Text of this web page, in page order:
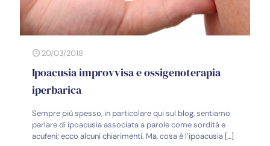
20/03/2018
Ipoacusia improvvisa e ossigenoterapia
iperbarica
Sempre più spesso, in particolare qui sul blog, sentiamo
parlare di ipoacusia associata a parole come sordità e
acufeni; ecco alcuni chiarimenti. Ma, cosa è l’ipoacusia […]